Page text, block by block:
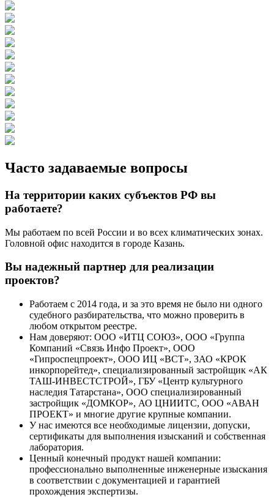
Часто задаваемые вопросы
На территории каких субъектов РФ вы
работаете?
Мы работаем по всей России и во всех климатических зонах.
Головной офис находится в городе Казань.
Вы надежный партнер для реализации
проектов?
Работаем с 2014 года, и за это время не было ни одного
судебного разбирательства, что можно проверить в
любом открытом реестре.
Нам доверяют: ООО «ИТЦ СОЮЗ», ООО «Группа
Компаний «Связь Инфо Проект», ООО
«Гипроспецпроект», ООО ИЦ «ВСТ», ЗАО «КРОК
инкорпорейтед», специализированный застройщик «АК
ТАШ-ИНВЕСТСТРОЙ», ГБУ «Центр культурного
наследия Татарстана», ООО специализированный
застройщик «ДОМКОР», АО ЦНИИТС, ООО «АВАН
ПРОЕКТ» и многие другие крупные компании.
У нас имеются все необходимые лицензии, допуски,
сертификаты для выполнения изысканий и собственная
лаборатория.
Ценный конечный продукт нашей компании:
профессионально выполненные инженерные изыскания
в соответствии с документацией и гарантией
прохождения экспертизы.